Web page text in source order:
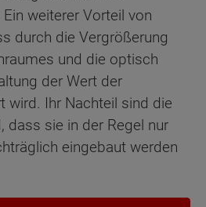
weiterer Vorteil von
durch die Vergrößerung
und die optisch
der Wert der
wird. Ihr Nachteil sind die
dass sie in der Regel nur
eingebaut werden